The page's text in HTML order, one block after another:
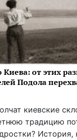
Киева: от этих
Подола
киевские
традицию
История,